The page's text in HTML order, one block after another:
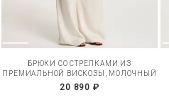
БРЮКИ СО СТРЕЛКАМИ ИЗ
ПРЕМИАЛЬНОЙ ВИСКОЗЫ, МОЛОЧНЫЙ
20 890 ₽